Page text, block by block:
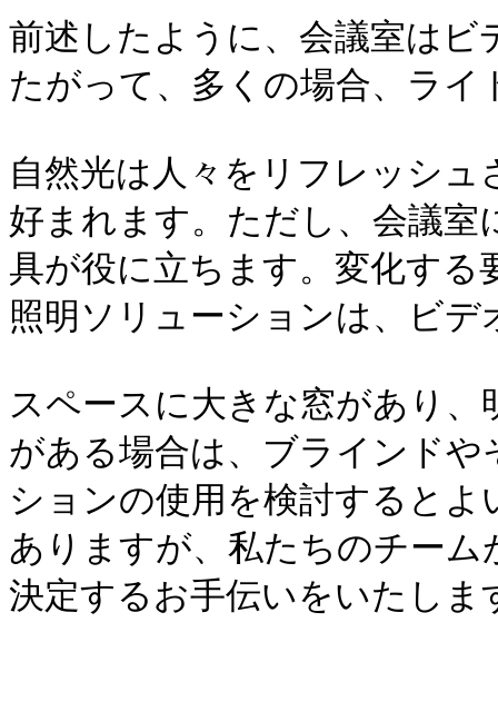
前述したように、会議室はビ
たがって、多くの場合、ラ
自然光は人々をリフレッシ
好まれます。ただし、会議室
具が役に立ちます。変化す
照明ソリューションは、ビデ
スペースに大きな窓があり
がある場合は、ブラインド
ションの使用を検討すると
ありますが、私たちのチー
決定するお手伝いをいたしま